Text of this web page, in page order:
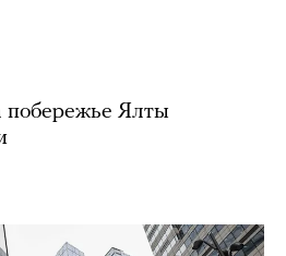
побережье Ялты